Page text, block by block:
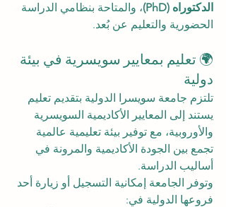
الدكتوراه (PhD)
، والمتاحة بنظامي الدراسة
الحضورية والتعليم عن بُعد.
🌍 تعليم بمعايير سويسرية في بيئة
دولية
تلتزم جامعة سويسرا الدولية بتقديم تعليم
يستند إلى المعايير الأكاديمية السويسرية
والأوروبية، مع توفير بيئة تعليمية عالمية
تجمع بين الجودة الأكاديمية والمرونة في
أساليب الدراسة.
وتوفر الجامعة إمكانية التسجيل أو زيارة أحد
فروعها الدولية في: